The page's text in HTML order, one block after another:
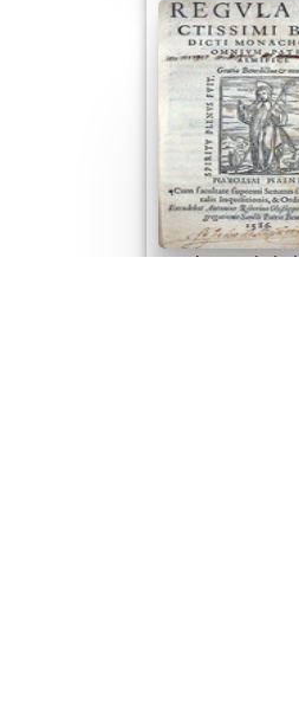
Regvla sanctissimi